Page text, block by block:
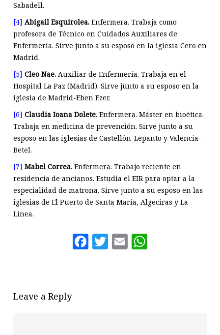
Sabadell.
[4] Abigail Esquirolea.Enfermera. Trabaja como
profesora de Técnico en Cuidados Auxiliares de
Enfermería. Sirve junto a su esposo en la iglesia Cero en
Madrid.
[5] Cleo Nae.Auxiliar de Enfermería. Trabaja en el
Hospital La Paz (Madrid). Sirve junto a su esposo en la
iglesia de Madrid-Eben Ezer.
[6] Claudia Ioana Dolete. Enfermera. Máster en bioética.
Trabaja en medicina de prevención. Sirve junto a su
esposo en las iglesias de Castellón-Lepanto y Valencia-
Betel.
[7] Mabel Correa. Enfermera. Trabajo reciente en
residencia de ancianos. Estudia el EIR para optar a la
especialidad de matrona. Sirve junto a su esposo en las
iglesias de El Puerto de Santa María, Algeciras y La
Línea.
Facebook
Twitter
Email
Leave a Reply